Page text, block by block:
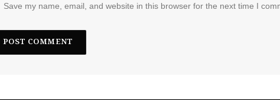
Save my name, email, and website in this browser for the next time I